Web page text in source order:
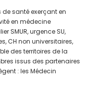
santé exerçant en
en médecine
SMUR, urgence SU,
CH non universitaires,
des territoires de la
issus des partenaires
: les Médecin